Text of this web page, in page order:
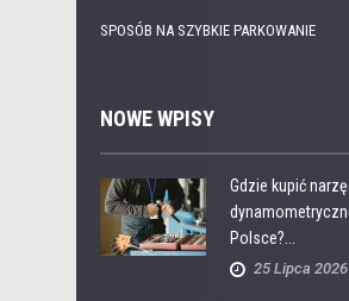
SPOSÓB NA SZYBKIE PARKOWANIE
NOWE WPISY
Gdzie kupić
Polsce?...
25 Lipca 2026